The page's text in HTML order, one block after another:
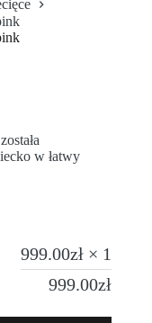
w łatwy
999.00zł × 1
999.00zł